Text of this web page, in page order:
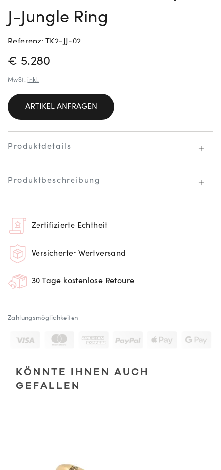
J-Jungle Ring
Referenz: TK2-JJ-02
PREISINFORMATIONEN
€ 5.280
MwSt. inkl.
ARTIKEL ANFRAGEN
Produktdetails
Produktbeschreibung
Zertifizierte Echtheit
Versicherter Wertversand
30 Tage kostenlose Retoure
Zahlungsmöglichkeiten
KÖNNTE IHNEN AUCH
GEFALLEN